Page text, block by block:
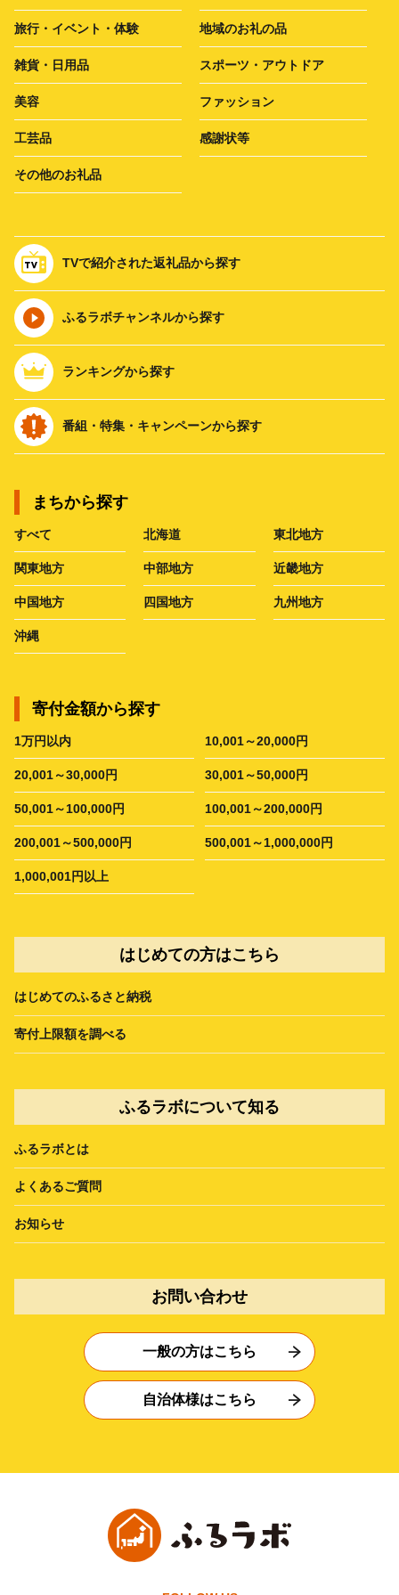
旅行・イベント・体験 地域のお礼の品
雑貨・日用品 スポーツ・アウトドア
美容 ファッション
工芸品 感謝状等
その他のお礼品
TVで紹介された返礼品から探す
ふるラボチャンネルから探す
ランキングから探す
番組・特集・キャンペーンから探す
まちから探す
すべて 北海道 東北地方
関東地方 中部地方 近畿地方
中国地方 四国地方 九州地方
沖縄
寄付金額から探す
1万円以内 10,001～20,000円
20,001～30,000円 30,001～50,000円
50,001～100,000円 100,001～200,000円
200,001～500,000円 500,001～1,000,000円
1,000,001円以上
はじめての方はこちら
はじめてのふるさと納税
寄付上限額を調べる
ふるラボについて知る
ふるラボとは
よくあるご質問
お知らせ
お問い合わせ
一般の方はこちら
自治体様はこちら